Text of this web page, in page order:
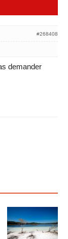
#268408
demander